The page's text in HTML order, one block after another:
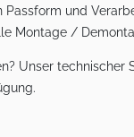
Passform und
Montage /
Unser technischer